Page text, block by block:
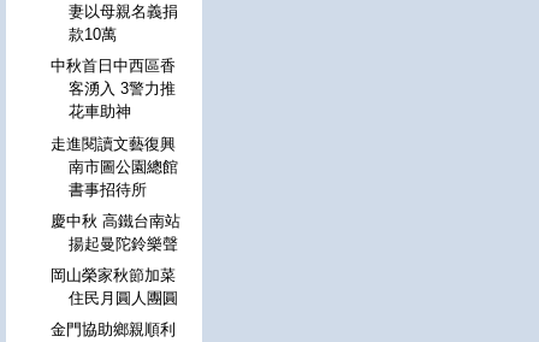
妻以母親名義捐
款10萬
中秋首日中西區香
客湧入 3警力推
花車助神
走進閱讀文藝復興
南市圖公園總館
書事招待所
慶中秋 高鐵台南站
揚起曼陀鈴樂聲
岡山榮家秋節加菜
住民月圓人團圓
金門協助鄉親順利